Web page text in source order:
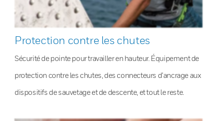
Protection contre les chutes
Sécurité de pointe pour travailler en hauteur. Équipement de
protection contre les chutes, des connecteurs d’ancrage aux
dispositifs de sauvetage et de descente, et tout le reste.